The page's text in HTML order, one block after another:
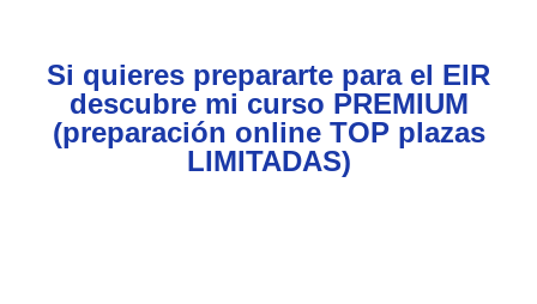
Haz clic aquí
Si quieres prepararte para el EIR
descubre mi curso PREMIUM
(preparación online TOP plazas
LIMITADAS)